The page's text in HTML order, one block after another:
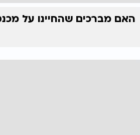
האם מברכים שהחיינו על